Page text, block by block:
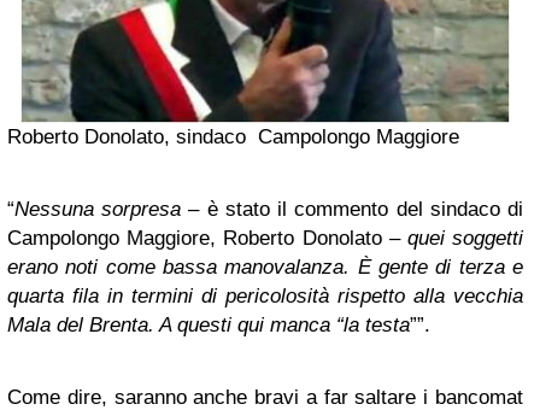
Roberto Donolato, sindaco Campolongo Maggiore
“Nessuna sorpresa – è stato il commento del sindaco di
Campolongo Maggiore, Roberto Donolato – quei soggetti
erano noti come bassa manovalanza. È gente di terza e
quarta fila in termini di pericolosità rispetto alla vecchia
Mala del Brenta. A questi qui manca “la testa””.
Come dire, saranno anche bravi a far saltare i bancomat